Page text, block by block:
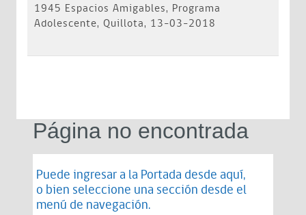
1945 Espacios Amigables, Programa
Adolescente, Quillota, 13-03-2018
Página no encontrada
Puede ingresar a la Portada desde aquí,
o bien seleccione una sección desde el
menú de navegación.